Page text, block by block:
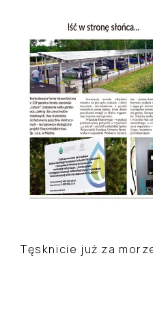
Tęsknicie już za